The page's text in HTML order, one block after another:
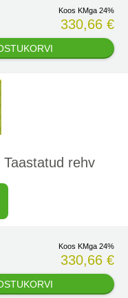
Koos KMga 24%
330,66 €
rehv
Koos KMga 24%
330,66 €